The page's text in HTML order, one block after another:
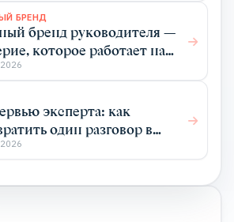
БРЕНД
бренд руководителя —
которое работает на
эксперта: как
один разговор в
PR